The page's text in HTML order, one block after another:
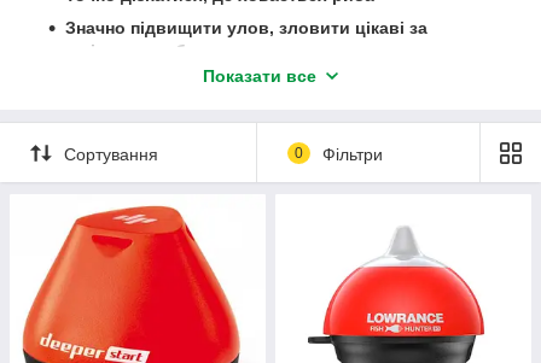
Значно підвищити улов, зловити цікаві за
розмірами особини
Не втратити улюблену снасть, довідавшись
корчі (а це – економія грошей і заощаджені нервові
клітини!)
Ехолоти бувають:
Однопроменевими,
або чотири променя
. чотирипромінні найбільш точні –
дають якісну деталізацію, великий кут огляду.
Зимовими, літніми, універсальними
щодо
застосування у різні пори року.
Недорогі і дорогі
за ціною. Тут все просто – чим
Показати все
Сортування 0 Фільтри